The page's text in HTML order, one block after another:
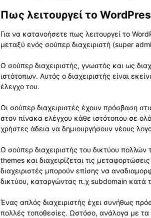
Πως λειτουργεί το
Για να κατανοήσετε πως λειτουργεί το
μεταξύ ενός σούπερ διαχειριστή (super
Ο σούπερ διαχειριστής, γνωστός και ως
ιστότοπων. Αυτός ο διαχειριστής είναι
έλεγχο του.
Οι σούπερ διαχειριστές έχουν πρόσβαση
στον πίνακα ελέγχου κάθε ιστότοπου σε
χρήστες άδεια να δημιουργήσουν νέους
Ο σούπερ διαχειριστής του δικτύου
themes και διαχειρίζεται τις μεταφορτώσεις
διαχειριστές μπορούν επίσης να
δικτύου, καταργώντας π.χ subdomain κατά
Ένας απλός διαχειριστής έχει συνήθως
πολλές τοποθεσίες. Ωστόσο, ανάλογα με τα